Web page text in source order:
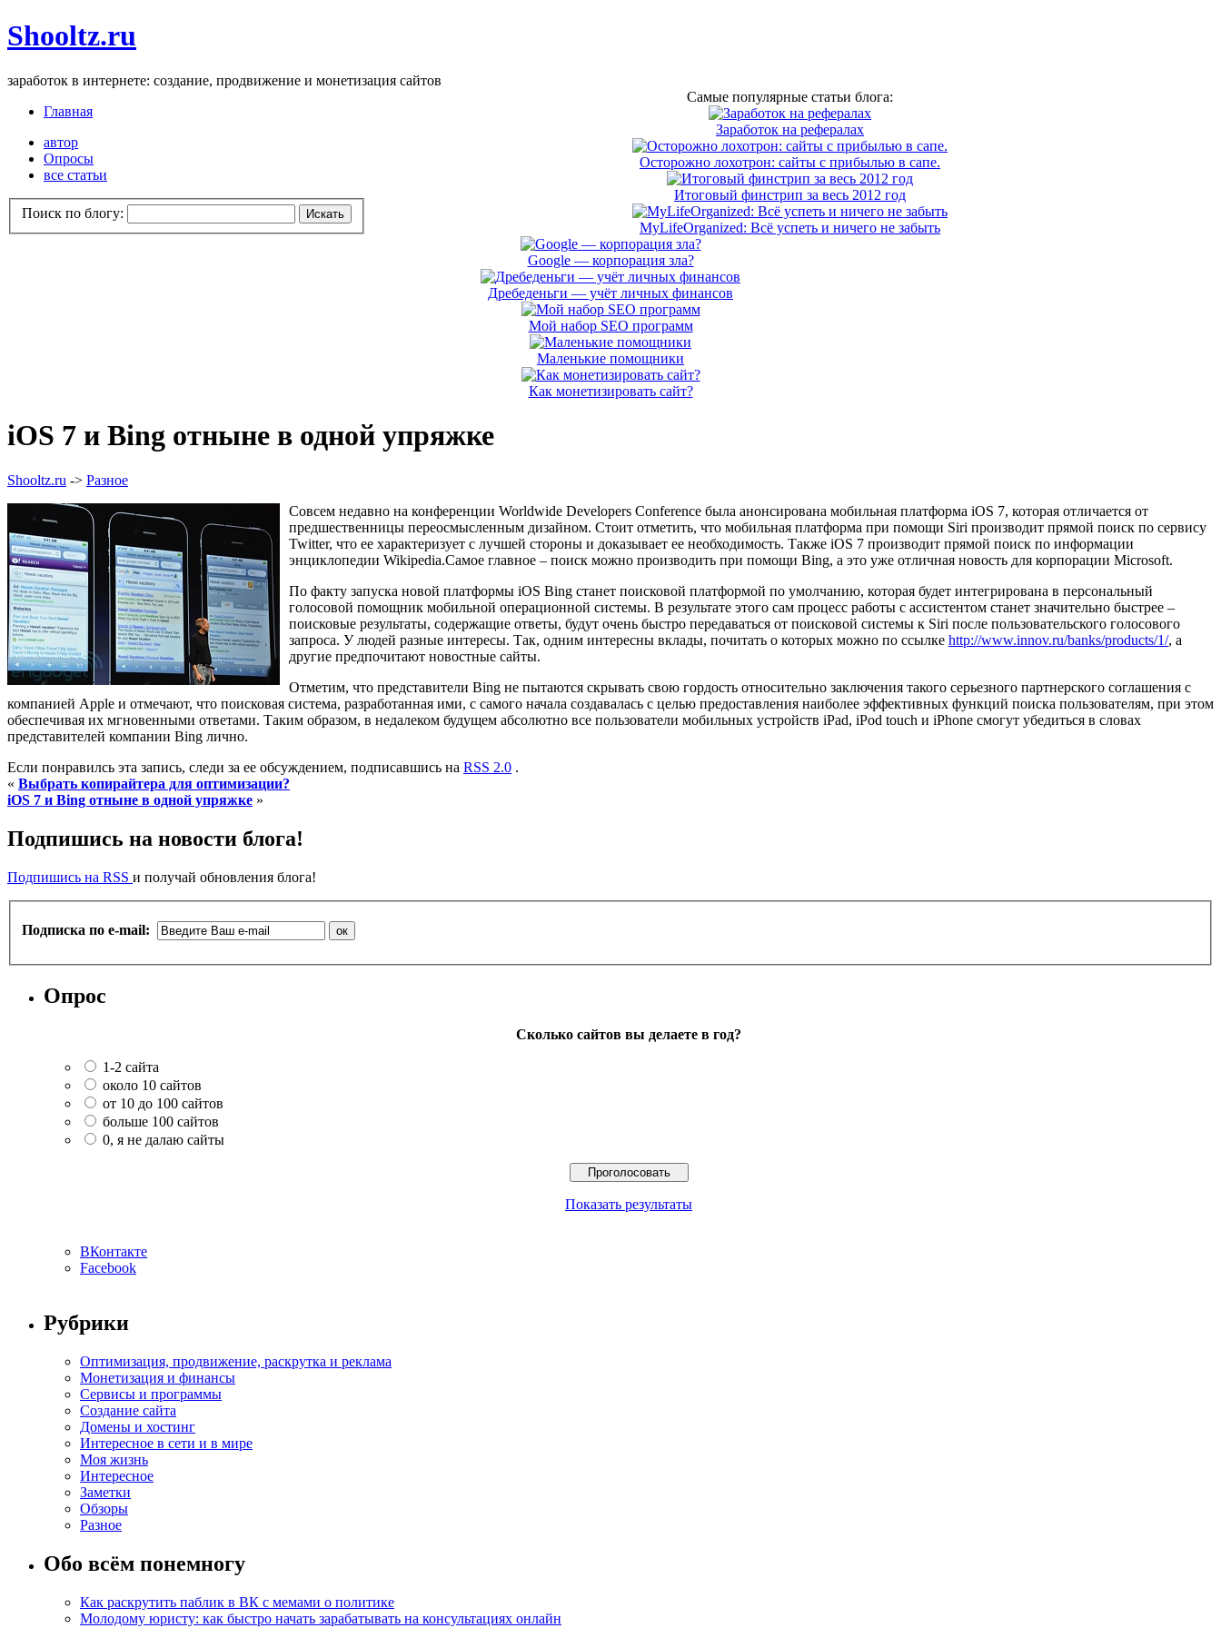
Shooltz.ru
заработок в интернете: создание, продвижение и монетизация сайтов
Главная
автор
Опросы
все статьи
Поиск по блогу:
Самые популярные статьи блога:
Заработок на рефералах
Осторожно лохотрон: сайты с прибылью в сапе.
Итоговый финстрип за весь 2012 год
MyLifeOrganized: Всё успеть и ничего не забыть
Google — корпорация зла?
Дребеденьги — учёт личных финансов
Мой набор SEO программ
Маленькие помощники
Как монетизировать сайт?
iOS 7 и Bing отныне в одной упряжке
Shooltz.ru -> Разное
Совсем недавно на конференции Worldwide Developers Conference была анонсирована мобильная платформа iOS 7, которая отличается от
предшественницы переосмысленным дизайном. Стоит отметить, что мобильная платформа при помощи Siri производит прямой поиск по сервису
Twitter, что ее характеризует с лучшей стороны и доказывает ее необходимость. Также iOS 7 производит прямой поиск по информации
энциклопедии Wikipedia.Самое главное – поиск можно производить при помощи Bing, а это уже отличная новость для корпорации Microsoft.
По факту запуска новой платформы iOS Bing станет поисковой платформой по умолчанию, которая будет интегрирована в персональный
голосовой помощник мобильной операционной системы. В результате этого сам процесс работы с ассистентом станет значительно быстрее –
поисковые результаты, содержащие ответы, будут очень быстро передаваться от поисковой системы к Siri после пользовательского голосового
запроса. У людей разные интересы. Так, одним интересны вклады, почитать о которых можно по ссылке http://www.innov.ru/banks/products/1/, а
другие предпочитают новостные сайты.
Отметим, что представители Bing не пытаются скрывать свою гордость относительно заключения такого серьезного партнерского соглашения с
компанией Apple и отмечают, что поисковая система, разработанная ими, с самого начала создавалась с целью предоставления наиболее эффективных функций поиска пользователям, при этом
обеспечивая их мгновенными ответами. Таким образом, в недалеком будущем абсолютно все пользователи мобильных устройств iPad, iPod touch и iPhone смогут убедиться в словах
представителей компании Bing лично.
Если понравилсь эта запись, следи за ее обсуждением, подписавшись на RSS 2.0 .
« Выбрать копирайтера для оптимизации?
iOS 7 и Bing отныне в одной упряжке »
Подпишись на новости блога!
Подпишись на RSS и получай обновления блога!
Подписка по e-mail:
Опрос
Сколько сайтов вы делаете в год?
1-2 сайта
около 10 сайтов
от 10 до 100 сайтов
больше 100 сайтов
0, я не далаю сайты
Показать результаты
ВКонтакте
Facebook
Рубрики
Оптимизация, продвижение, раскрутка и реклама
Монетизация и финансы
Сервисы и программы
Создание сайта
Домены и хостинг
Интересное в сети и в мире
Моя жизнь
Интересное
Заметки
Обзоры
Разное
Обо всём понемногу
Как раскрутить паблик в ВК с мемами о политике
Молодому юристу: как быстро начать зарабатывать на консультациях онлайн